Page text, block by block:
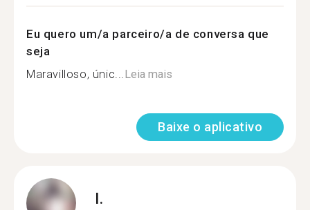
Eu quero um/a parceiro/a de conversa que
seja
Maravilloso, únic...Leia mais
Baixe o aplicativo
I.